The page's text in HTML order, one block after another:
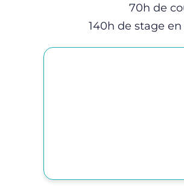
70h de
140h de stage